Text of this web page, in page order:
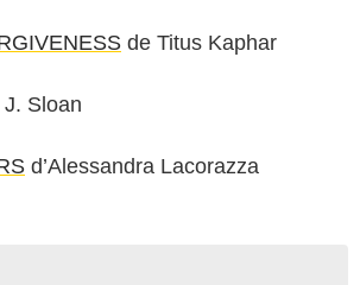
de Titus Kaphar
Sloan
d’Alessandra Lacorazza